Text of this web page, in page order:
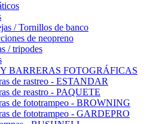
/ Tornillos de banco
de neopreno
/ tripodes
BARRERAS FOTOGRÁFICAS
de rastreo - ESTANDAR
de reastro - PAQUETE
de fototrampeo - BROWNING
de fototrampeo - GARDEPRO